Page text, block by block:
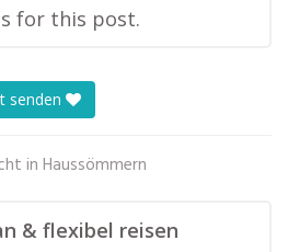
for this post.
senden
in Haussömmern
& flexibel reisen